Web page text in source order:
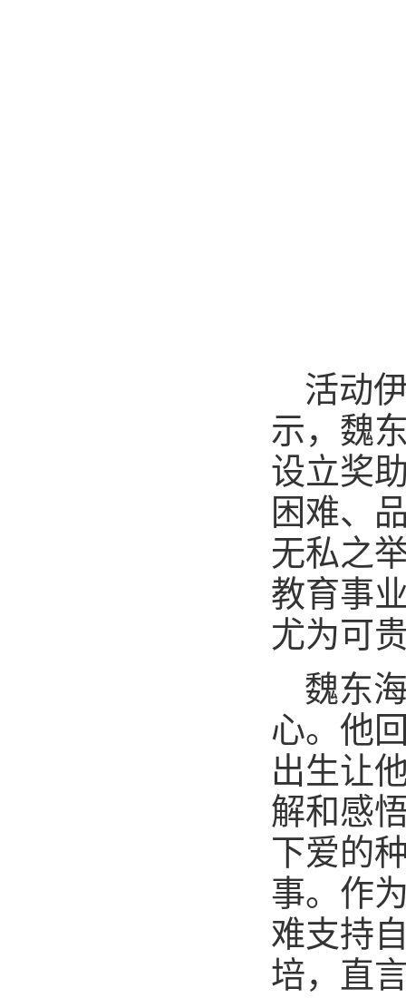
活动
示，魏
设立奖
困难、
无私之
教育事
尤为可
魏东
心。他
出生让
解和感
下爱的
事。作
难支持
培，直